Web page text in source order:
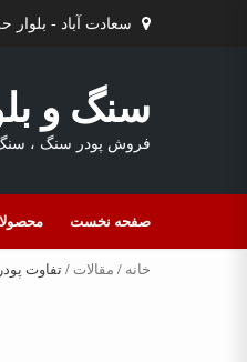
سعادت آباد -
سنگ و
فروش پودر سنگ ،
صفحه نخست
خانه / مقالات / تفاوت